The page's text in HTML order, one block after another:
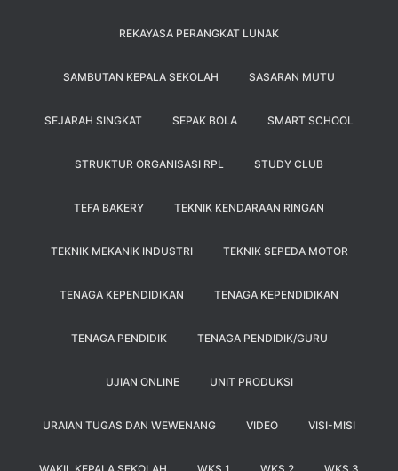
REKAYASA PERANGKAT LUNAK
SAMBUTAN KEPALA SEKOLAH SASARAN MUTU
SEJARAH SINGKAT SEPAK BOLA SMART SCHOOL
STRUKTUR ORGANISASI RPL STUDY CLUB
TEFA BAKERY TEKNIK KENDARAAN RINGAN
TEKNIK MEKANIK INDUSTRI TEKNIK SEPEDA MOTOR
TENAGA KEPENDIDIKAN TENAGA KEPENDIDIKAN
TENAGA PENDIDIK TENAGA PENDIDIK/GURU
UJIAN ONLINE UNIT PRODUKSI
URAIAN TUGAS DAN WEWENANG VIDEO VISI-MISI